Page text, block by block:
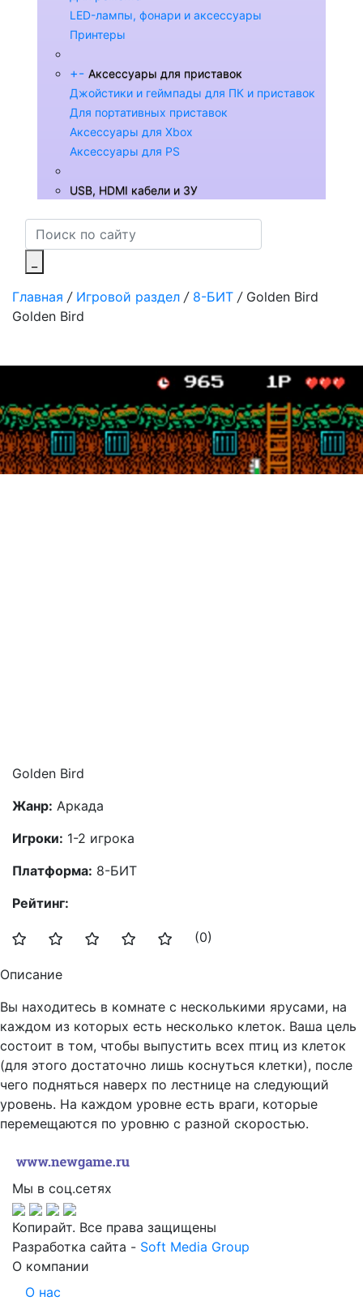
LED-лампы, фонари и аксессуары
Принтеры
+- Аксессуары для приставок
Джойстики и геймпады для ПК и приставок
Для портативных приставок
Аксессуары для Xbox
Аксессуары для PS
USB, HDMI кабели и ЗУ
Главная / Игровой раздел / 8-БИТ / Golden Bird
Golden Bird
Golden Bird
Жанр: Аркада
Игроки: 1-2 игрока
Платформа: 8-БИТ
Рейтинг:
(0)
Описание
Вы находитесь в комнате с несколькими ярусами, на
каждом из которых есть несколько клеток. Ваша цель
состоит в том, чтобы выпустить всех птиц из клеток
(для этого достаточно лишь коснуться клетки), после
чего подняться наверх по лестнице на следующий
уровень. На каждом уровне есть враги, которые
перемещаются по уровню с разной скоростью.
Мы в соц.сетях
Копирайт. Все права защищены
Разработка сайта - Soft Media Group
О компании
О нас